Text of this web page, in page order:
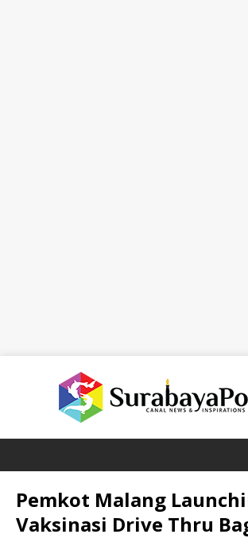
Pemkot Malang
Vaksinasi Drive Thru